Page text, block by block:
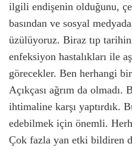
ilgili endişenin olduğunu,
basından ve sosyal
üzülüyoruz. Biraz tıp
enfeksiyon hastalıkları ile
görecekler. Ben herhangi
Açıkçası ağrım da olmadı.
ihtimaline karşı yaptırdık.
edebilmek için önemli.
Çok fazla yan etki bildiren